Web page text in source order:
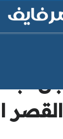
القصر